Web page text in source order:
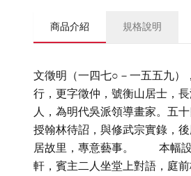
商品介紹 規格說明
文徵明（一四七○－一五五九）
行，更字徵仲，號衡山居士，長
人，為明代吳派領導畫家。五
授翰林待詔，與修武宗實錄，
居故里，專意藝事。 本幅設
軒，賓主二人坐堂上對語，庭